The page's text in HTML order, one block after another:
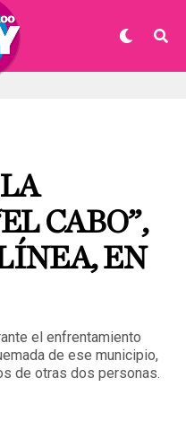
CABO”,
EN
el enfrentamiento
de ese municipio,
de otras dos personas.